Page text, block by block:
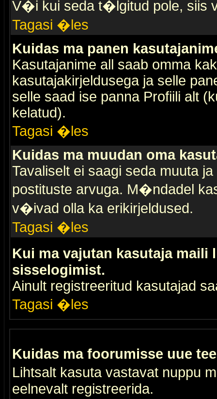
V�i kui seda t�lgitud pole, siis
Tagasi �les
Kuidas ma panen
Kasutajanime all saab omma
kasutajakirjeldusega ja selle
selle saad ise panna Profiili alt
kelatud).
Tagasi �les
Kuidas ma muudan oma
Tavaliselt ei saagi seda muuta
postituste arvuga. M�ndadel
v�ivad olla ka erikirjeldused.
Tagasi �les
Kui ma vajutan kasutaja
sisselogimist.
Ainult registreeritud kasutajad
Tagasi �les
Kuidas ma foorumisse uue
Lihtsalt kasuta vastavat nuppu
eelnevalt registreerida.